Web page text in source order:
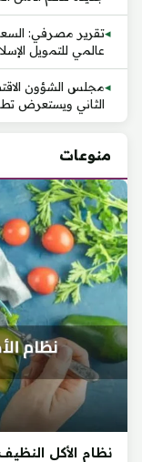
تقرير مصرفي:
عالمي للتمويل
مجلس الشؤون
الثاني ويستعرض
منوعات
نظام الأكل